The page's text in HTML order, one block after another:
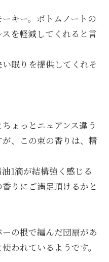
キー。ボトムノートの
を軽減してくれると言
眠りを提供してくれそ
ょっとニュアンス違う
、この束の香りは、精
1滴が結構強く感じる
りにご満足頂けるかと
の根で編んだ団扇があ
われているようです。